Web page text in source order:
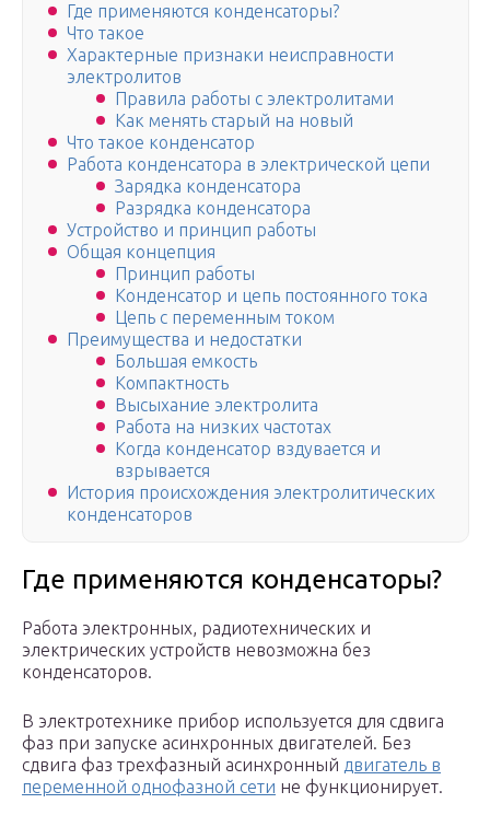
Где применяются конденсаторы?
Что такое
Характерные признаки неисправности
электролитов
Правила работы с электролитами
Как менять старый на новый
Что такое конденсатор
Работа конденсатора в электрической цепи
Зарядка конденсатора
Разрядка конденсатора
Устройство и принцип работы
Общая концепция
Принцип работы
Конденсатор и цепь постоянного тока
Цепь с переменным током
Преимущества и недостатки
Большая емкость
Компактность
Высыхание электролита
Работа на низких частотах
Когда конденсатор вздувается и
взрывается
История происхождения электролитических
конденсаторов
Где применяются конденсаторы?
Работа электронных, радиотехнических и
электрических устройств невозможна без
конденсаторов.
В электротехнике прибор используется для сдвига
фаз при запуске асинхронных двигателей. Без
сдвига фаз трехфазный асинхронный двигатель в
переменной однофазной сети не функционирует.